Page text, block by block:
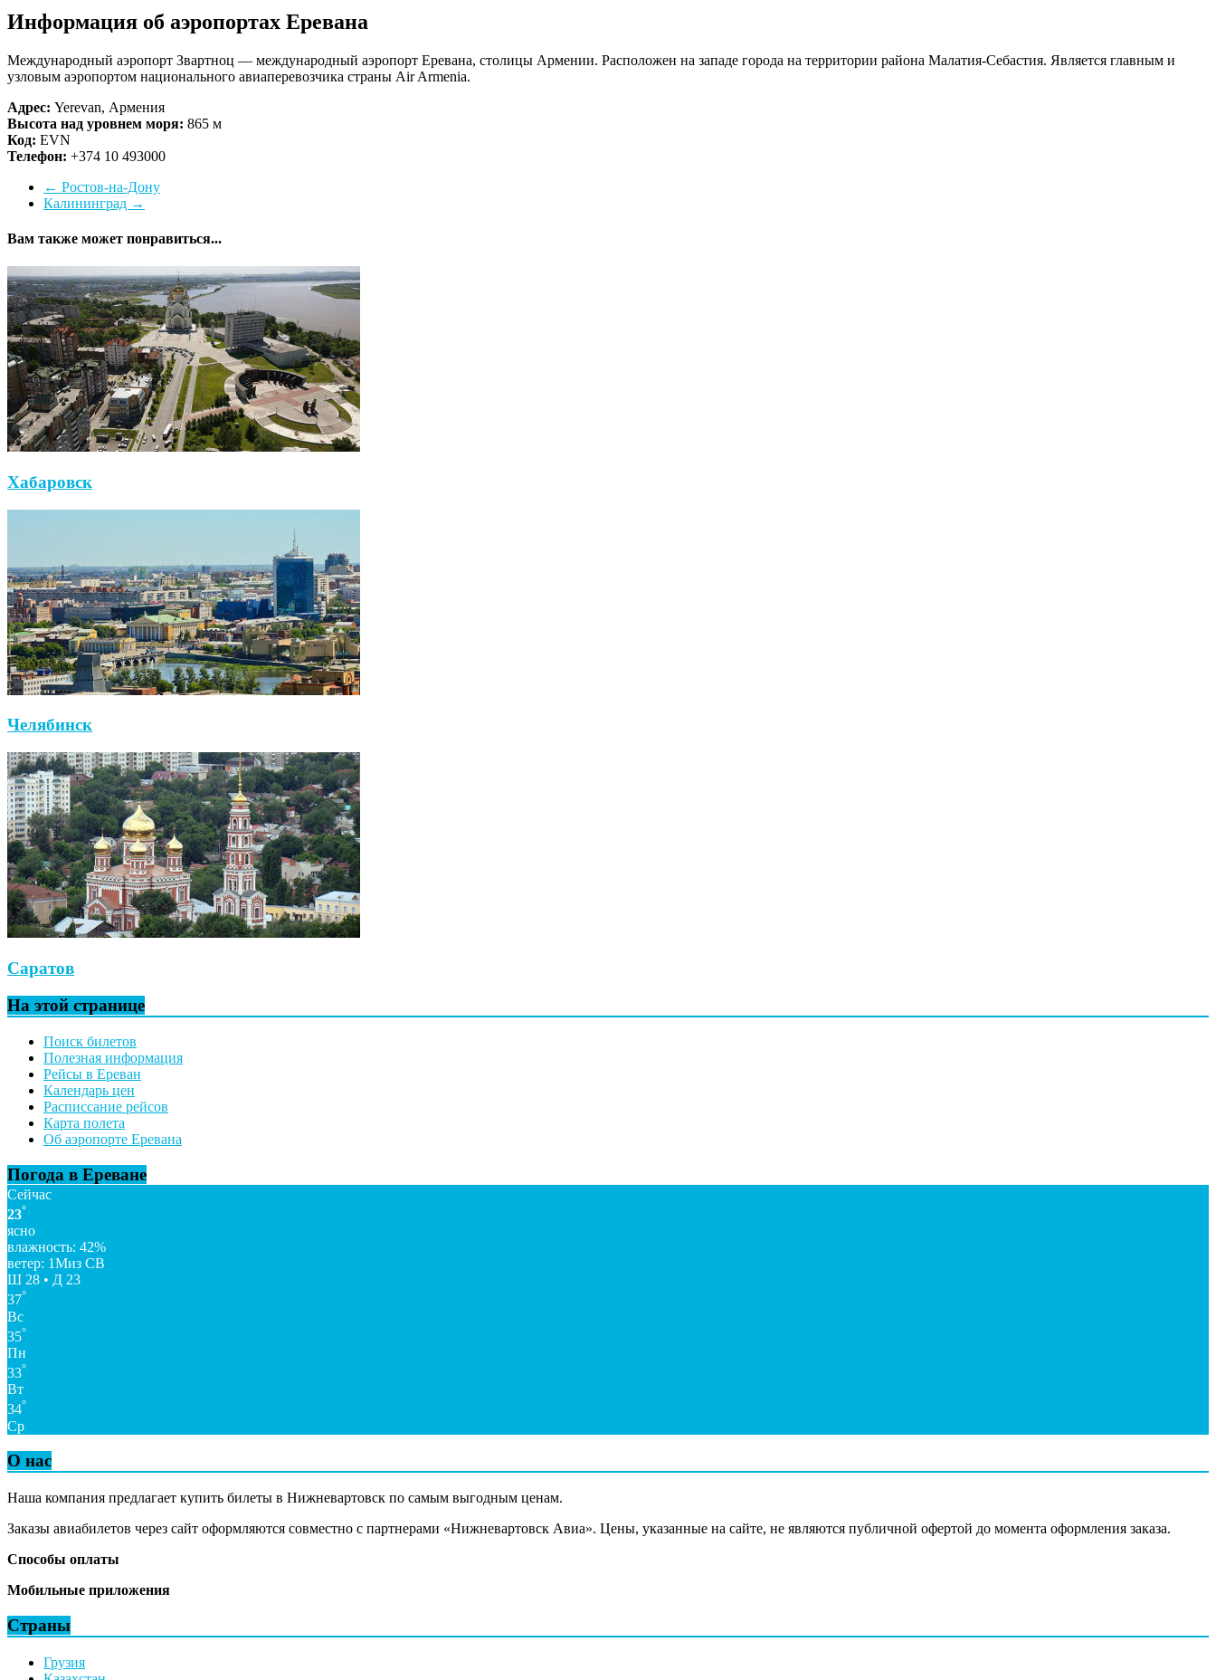
Ереван
Информация об аэропортах Еревана
Международный аэропорт Звартноц — международный аэропорт Еревана, столицы Армении. Расположен на западе города на территории района Малатия-Себастия. Является главным и
узловым аэропортом национального авиаперевозчика страны Air Armenia.
Адрес: Yerevan, Армения
Высота над уровнем моря: 865 м
Код: EVN
Телефон: +374 10 493000
← Ростов-на-Дону
Калининград →
Вам также может понравиться...
Хабаровск
Челябинск
Саратов
На этой странице
Поиск билетов
Полезная информация
Рейсы в Ереван
Календарь цен
Расписсание рейсов
Карта полета
Об аэропорте Еревана
Погода в Ереване
Сейчас
23°
ясно
влажность: 42%
ветер: 1Миз СВ
Ш 28 • Д 23
37°
Вс
35°
Пн
33°
Вт
34°
Ср
О нас
Наша компания предлагает купить билеты в Нижневартовск по самым выгодным ценам.
Заказы авиабилетов через сайт оформляются совместно с партнерами «Нижневартовск Авиа». Цены, указанные на сайте, не являются публичной офертой до момента оформления заказа.
Способы оплаты
Мобильные приложения
Страны
Грузия